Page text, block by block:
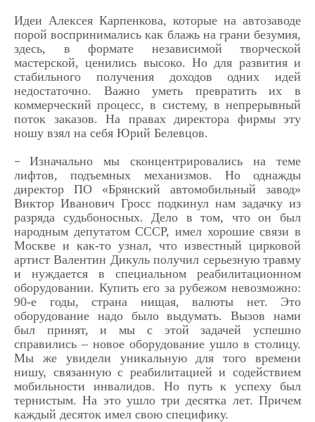
Идеи Алексея Карпенкова, которые на автозаводе
порой воспринимались как блажь на грани безумия,
здесь, в формате независимой творческой
мастерской, ценились высоко. Но для развития и
стабильного получения доходов одних идей
недостаточно. Важно уметь превратить их в
коммерческий процесс, в систему, в непрерывный
поток заказов. На правах директора фирмы эту
ношу взял на себя Юрий Белевцов.
– Изначально мы сконцентрировались на теме
лифтов, подъемных механизмов. Но однажды
директор ПО «Брянский автомобильный завод»
Виктор Иванович Гросс подкинул нам задачку из
разряда судьбоносных. Дело в том, что он был
народным депутатом СССР, имел хорошие связи в
Москве и как-то узнал, что известный цирковой
артист Валентин Дикуль получил серьезную травму
и нуждается в специальном реабилитационном
оборудовании. Купить его за рубежом невозможно:
90-е годы, страна нищая, валюты нет. Это
оборудование надо было выдумать. Вызов нами
был принят, и мы с этой задачей успешно
справились – новое оборудование ушло в столицу.
Мы же увидели уникальную для того времени
нишу, связанную с реабилитацией и содействием
мобильности инвалидов. Но путь к успеху был
тернистым. На это ушло три десятка лет. Причем
каждый десяток имел свою специфику.